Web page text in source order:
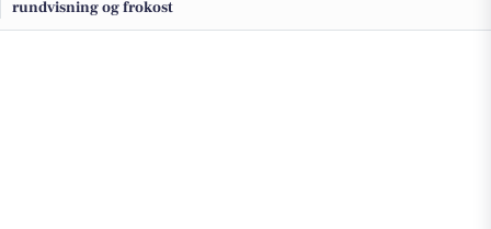
rundvisning og frokost